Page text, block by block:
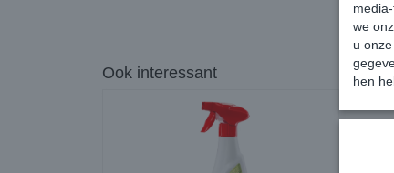
Ook interessant
we
u
hen